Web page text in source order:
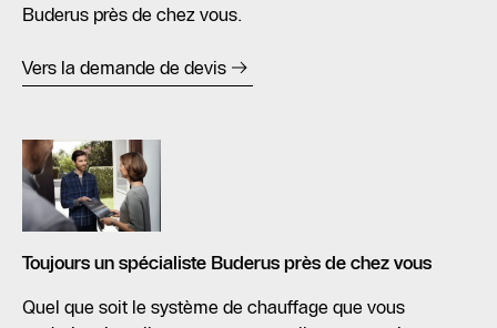
Buderus près de chez vous.
Vers la demande de devis
Toujours un spécialiste Buderus près de chez vous
Quel que soit le système de chauffage que vous